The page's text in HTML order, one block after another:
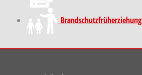
Brand­schutz­früh­erziehung